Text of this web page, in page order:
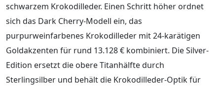
schwarzem Krokodilleder. Einen Schritt höher ordnet
sich das Dark Cherry-Modell ein, das
purpurweinfarbenes Krokodilleder mit 24-karätigen
Goldakzenten für rund 13.128 € kombiniert. Die Silver-
Edition ersetzt die obere Titanhälfte durch
Sterlingsilber und behält die Krokodilleder-Optik für